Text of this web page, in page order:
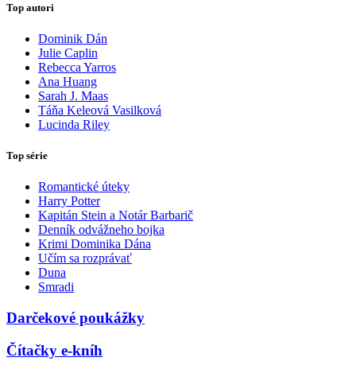
Top autori
Dominik Dán
Julie Caplin
Rebecca Yarros
Ana Huang
Sarah J. Maas
Táňa Keleová Vasilková
Lucinda Riley
Top série
Romantické úteky
Harry Potter
Kapitán Stein a Notár Barbarič
Denník odvážneho bojka
Krimi Dominika Dána
Učím sa rozprávať
Duna
Smradi
Darčekové poukážky
Čítačky e-kníh